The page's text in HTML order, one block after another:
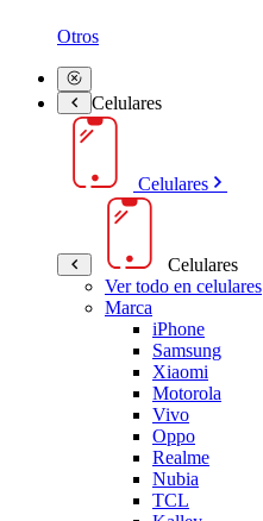
Otros
Celulares
Celulares
Celulares
Ver todo en celulares
Marca
iPhone
Samsung
Xiaomi
Motorola
Vivo
Oppo
Realme
Nubia
TCL